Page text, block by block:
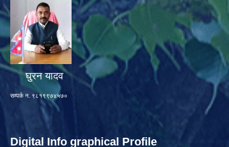
घुरन यादव
सम्पर्क न. ९८१९९७४५७०
Digital Info graphical Profile